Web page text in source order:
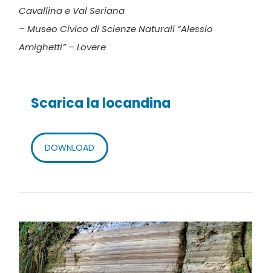
Cavallina e Val Seriana
– Museo Civico di Scienze Naturali “Alessio
Amighetti” – Lovere
Scarica la locandina
DOWNLOAD